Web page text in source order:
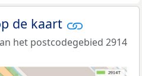
de kaart
het postcodegebied 2914